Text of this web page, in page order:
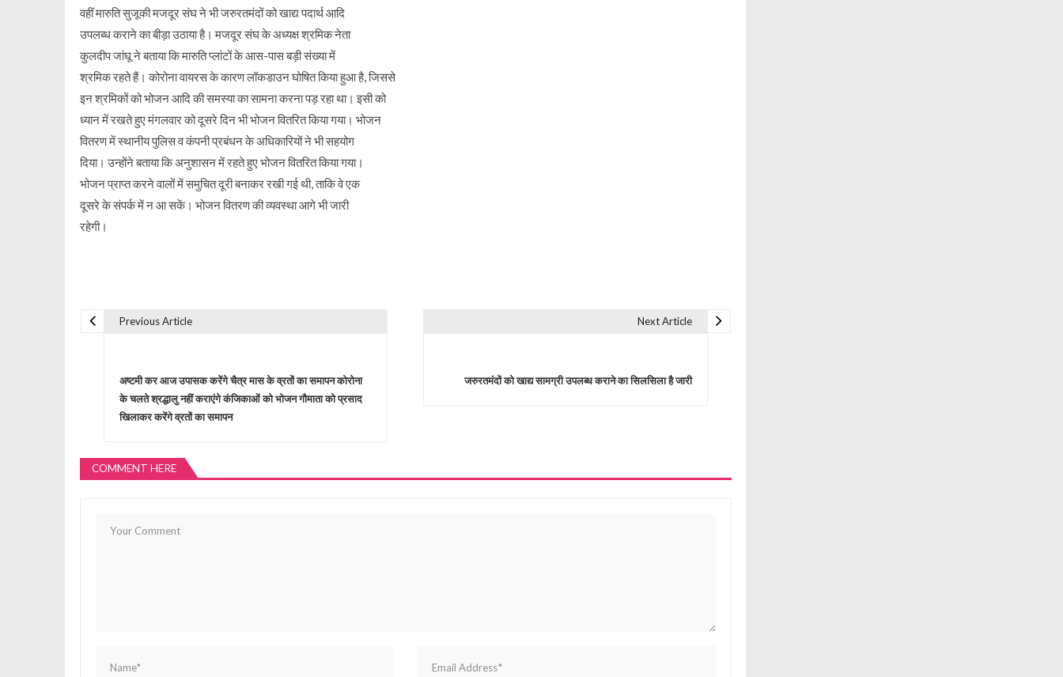
वहीं मारुति सुजूकी मजदूर संघ ने भी जरुरतमंदों को खाद्य पदार्थ आदि
उपलब्ध कराने का बीड़ा उठाया है। मजदूर संघ के अध्यक्ष श्रमिक नेता
कुलदीप जांघू ने बताया कि मारुति प्लांटों के आस-पास बड़ी संख्या में
श्रमिक रहते हैं। कोरोना वायरस के कारण लॉकडाउन घोषित किया हुआ है, जिससे
इन श्रमिकों को भोजन आदि की समस्या का सामना करना पड़ रहा था। इसी को
ध्यान में रखते हुए मंगलवार को दूसरे दिन भी भोजन वितरित किया गया। भोजन
वितरण में स्थानीय पुलिस व कंपनी प्रबंधन के अधिकारियों ने भी सहयोग
दिया। उन्होंने बताया कि अनुशासन में रहते हुए भोजन वितरित किया गया।
भोजन प्राप्त करने वालों में समुचित दूरी बनाकर रखी गई थी, ताकि वे एक
दूसरे के संपर्क में न आ सकें। भोजन वितरण की व्यवस्था आगे भी जारी
रहेगी।
t
Previous Article
अष्टमी कर आज उपासक करेंगे चैत्र मास के व्रतों का समापन कोरोना
के चलते श्रद्धालु नहीं कराएंगे कंजिकाओं को भोजन गौमाता को प्रसाद
खिलाकर करेंगे व्रतों का समापन
Next Article
जरुरतमंदों को खाद्य सामग्री उपलब्ध कराने का सिलसिला है जारी
COMMENT HERE